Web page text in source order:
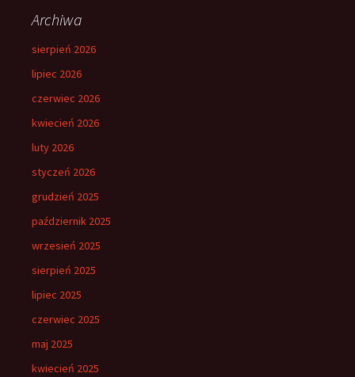
Archiwa
sierpień 2026
lipiec 2026
czerwiec 2026
kwiecień 2026
luty 2026
styczeń 2026
grudzień 2025
październik 2025
wrzesień 2025
sierpień 2025
lipiec 2025
czerwiec 2025
maj 2025
kwiecień 2025